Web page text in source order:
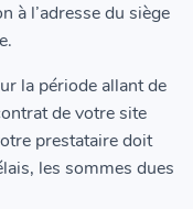
à l’adresse du siège
la période allant de
de votre site
prestataire doit
les sommes dues